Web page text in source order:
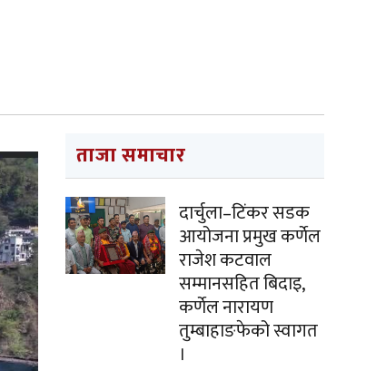
ताजा समाचार
दार्चुला–टिंकर सडक
आयोजना प्रमुख कर्णेल
राजेश कटवाल
सम्मानसहित बिदाइ,
कर्णेल नारायण
तुम्बाहाङफेको स्वागत
।